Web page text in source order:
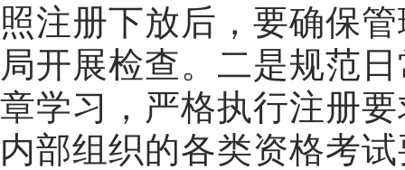
照注册下放后，要确保
局开展检查。二是规范
章学习，严格执行注册
内部组织的各类资格考